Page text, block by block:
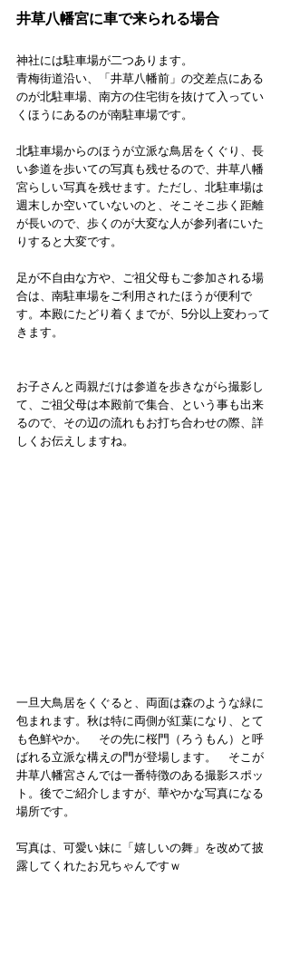
井草八幡宮に車で来られる場合
神社には駐車場が二つあります。
青梅街道沿い、「井草八幡前」の交差点にある
のが北駐車場、南方の住宅街を抜けて入ってい
くほうにあるのが南駐車場です。
北駐車場からのほうが立派な鳥居をくぐり、長
い参道を歩いての写真も残せるので、井草八幡
宮らしい写真を残せます。ただし、北駐車場は
週末しか空いていないのと、そこそこ歩く距離
が長いので、歩くのが大変な人が参列者にいた
りすると大変です。
足が不自由な方や、ご祖父母もご参加される場
合は、南駐車場をご利用されたほうが便利で
す。本殿にたどり着くまでが、5分以上変わって
きます。
お子さんと両親だけは参道を歩きながら撮影し
て、ご祖父母は本殿前で集合、という事も出来
るので、その辺の流れもお打ち合わせの際、詳
しくお伝えしますね。
一旦大鳥居をくぐると、両面は森のような緑に
包まれます。秋は特に両側が紅葉になり、とて
も色鮮やか。　その先に桜門（ろうもん）と呼
ばれる立派な構えの門が登場します。　そこが
井草八幡宮さんでは一番特徴のある撮影スポッ
ト。後でご紹介しますが、華やかな写真になる
場所です。
写真は、可愛い妹に「嬉しいの舞」を改めて披
露してくれたお兄ちゃんですｗ